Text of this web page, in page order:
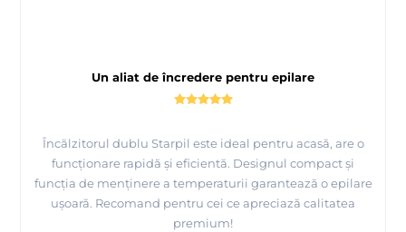
Un aliat de încredere pentru epilare
Încălzitorul dublu Starpil este ideal pentru acasă, are o
funcționare rapidă și eficientă. Designul compact și
funcția de menținere a temperaturii garantează o epilare
ușoară. Recomand pentru cei ce apreciază calitatea
premium!